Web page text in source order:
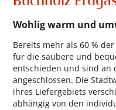
Wohlig warm und
Bereits mehr als 60 %
für die saubere und
entschieden und sind an
angeschlossen. Die
ihres Liefergebiets
abhängig von den